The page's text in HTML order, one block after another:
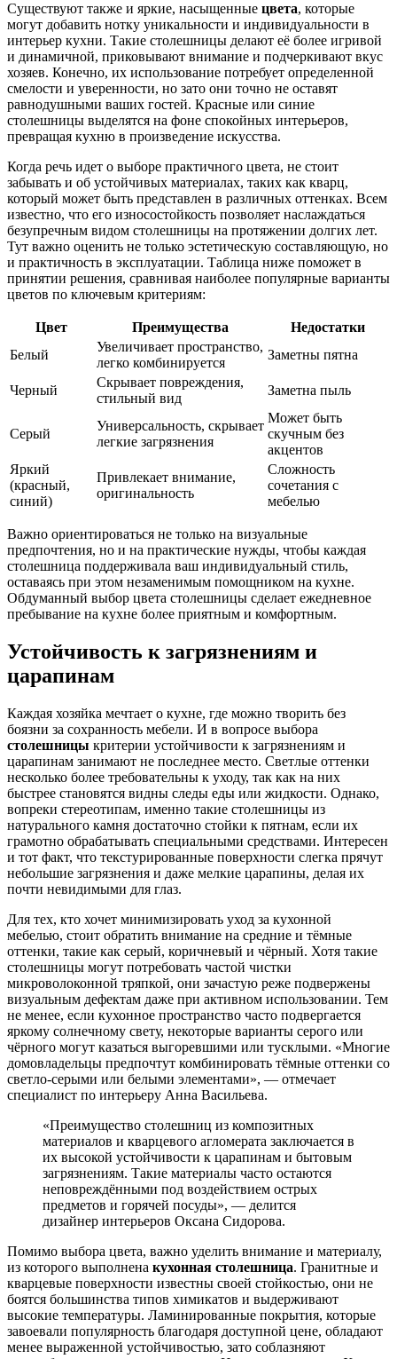
Существуют также и яркие, насыщенные цвета, которые
могут добавить нотку уникальности и индивидуальности в
интерьер кухни. Такие столешницы делают её более игривой
и динамичной, приковывают внимание и подчеркивают вкус
хозяев. Конечно, их использование потребует определенной
смелости и уверенности, но зато они точно не оставят
равнодушными ваших гостей. Красные или синие
столешницы выделятся на фоне спокойных интерьеров,
превращая кухню в произведение искусства.
Когда речь идет о выборе практичного цвета, не стоит
забывать и об устойчивых материалах, таких как кварц,
который может быть представлен в различных оттенках. Всем
известно, что его износостойкость позволяет наслаждаться
безупречным видом столешницы на протяжении долгих лет.
Тут важно оценить не только эстетическую составляющую, но
и практичность в эксплуатации. Таблица ниже поможет в
принятии решения, сравнивая наиболее популярные варианты
цветов по ключевым критериям:
Цвет Преимущества
Недостатки
Белый
Увеличивает пространство,
легко комбинируется
Заметны пятна
Черный
Скрывает повреждения,
стильный вид
Заметна пыль
Серый
Универсальность, скрывает
легкие загрязнения
Может быть
скучным без
акцентов
Яркий
(красный,
синий)
Привлекает внимание,
оригинальность
Сложность
сочетания с
мебелью
Важно ориентироваться не только на визуальные
предпочтения, но и на практические нужды, чтобы каждая
столешница поддерживала ваш индивидуальный стиль,
оставаясь при этом незаменимым помощником на кухне.
Обдуманный выбор цвета столешницы сделает ежедневное
пребывание на кухне более приятным и комфортным.
Устойчивость к загрязнениям и
царапинам
Каждая хозяйка мечтает о кухне, где можно творить без
боязни за сохранность мебели. И в вопросе выбора
столешницы критерии устойчивости к загрязнениям и
царапинам занимают не последнее место. Светлые оттенки
несколько более требовательны к уходу, так как на них
быстрее становятся видны следы еды или жидкости. Однако,
вопреки стереотипам, именно такие столешницы из
натурального камня достаточно стойки к пятнам, если их
грамотно обрабатывать специальными средствами. Интересен
и тот факт, что текстурированные поверхности слегка прячут
небольшие загрязнения и даже мелкие царапины, делая их
почти невидимыми для глаз.
Для тех, кто хочет минимизировать уход за кухонной
мебелью, стоит обратить внимание на средние и тёмные
оттенки, такие как серый, коричневый и чёрный. Хотя такие
столешницы могут потребовать частой чистки
микроволоконной тряпкой, они зачастую реже подвержены
визуальным дефектам даже при активном использовании. Тем
не менее, если кухонное пространство часто подвергается
яркому солнечному свету, некоторые варианты серого или
чёрного могут казаться выгоревшими или тусклыми. «Многие
домовладельцы предпочтут комбинировать тёмные оттенки со
светло-серыми или белыми элементами», — отмечает
специалист по интерьеру Анна Васильева.
«Преимущество столешниц из композитных
материалов и кварцевого агломерата заключается в
их высокой устойчивости к царапинам и бытовым
загрязнениям. Такие материалы часто остаются
неповреждёнными под воздействием острых
предметов и горячей посуды», — делится
дизайнер интерьеров Оксана Сидорова.
Помимо выбора цвета, важно уделить внимание и материалу,
из которого выполнена кухонная столешница. Гранитные и
кварцевые поверхности известны своей стойкостью, они не
боятся большинства типов химикатов и выдерживают
высокие температуры. Ламинированные покрытия, которые
завоевали популярность благодаря доступной цене, обладают
менее выраженной устойчивостью, зато соблазняют